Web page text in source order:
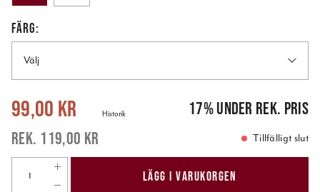
FÄRG:
Välj
Nuvarande pris: 119,00 kr
99,00 kr
119,00 kr
Historik 17%under rek. pris
Tillfälligt slut
LÄGG I VARUKORGEN